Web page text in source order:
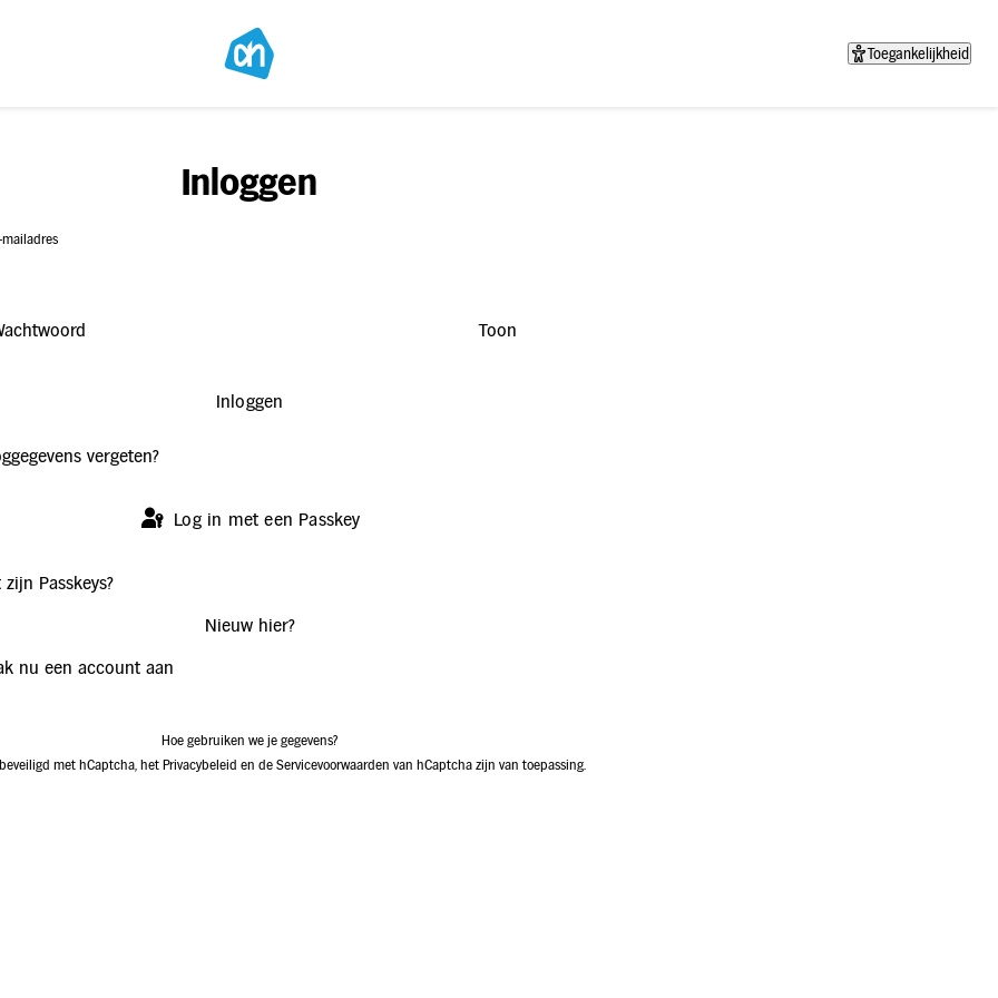
Toegankelijkheid
Inloggen
mailadres
Toon
Inloggen
vergeten?
Log in met een Passkey
zijn Passkeys?
Nieuw hier?
nu een account aan
Hoe gebruiken we je gegevens?
met hCaptcha, het Privacybeleid en de Servicevoorwaarden van hCaptcha zijn van toepassing.